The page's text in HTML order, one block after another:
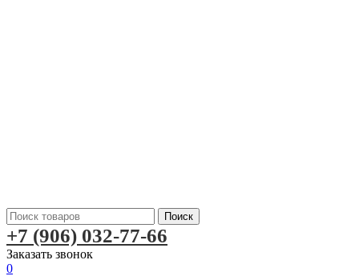
Поиск
+7 (906) 032-77-66
Заказать звонок
0